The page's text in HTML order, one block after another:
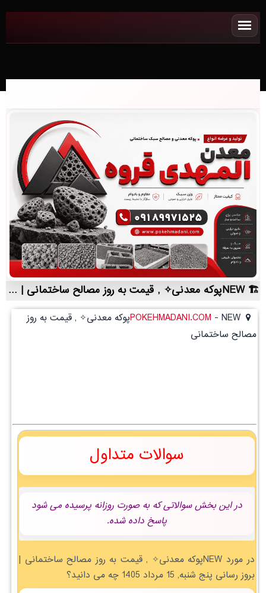
NEWپوکه معدنی✧ , قیمت به روز مصالح ساختمانی | لیست قیمت روز و خرید مستقیم ، مناسب تر از نمایندگی شهرستان ها
POKEHMADANI.COM -
NEWپوکه معدنی✧ , قیمت به روز
مصالح ساختمانی
سوالات متداول
در این بخش سوالاتی که به صورت روزانه پرسیده می شود
پاسخ داده شده.
در مورد NEWپوکه معدنی✧ , قیمت به روز مصالح ساختمانی |
بروز رسانی پنج شنبه, 15 مرداد 1405 چه می دانید؟